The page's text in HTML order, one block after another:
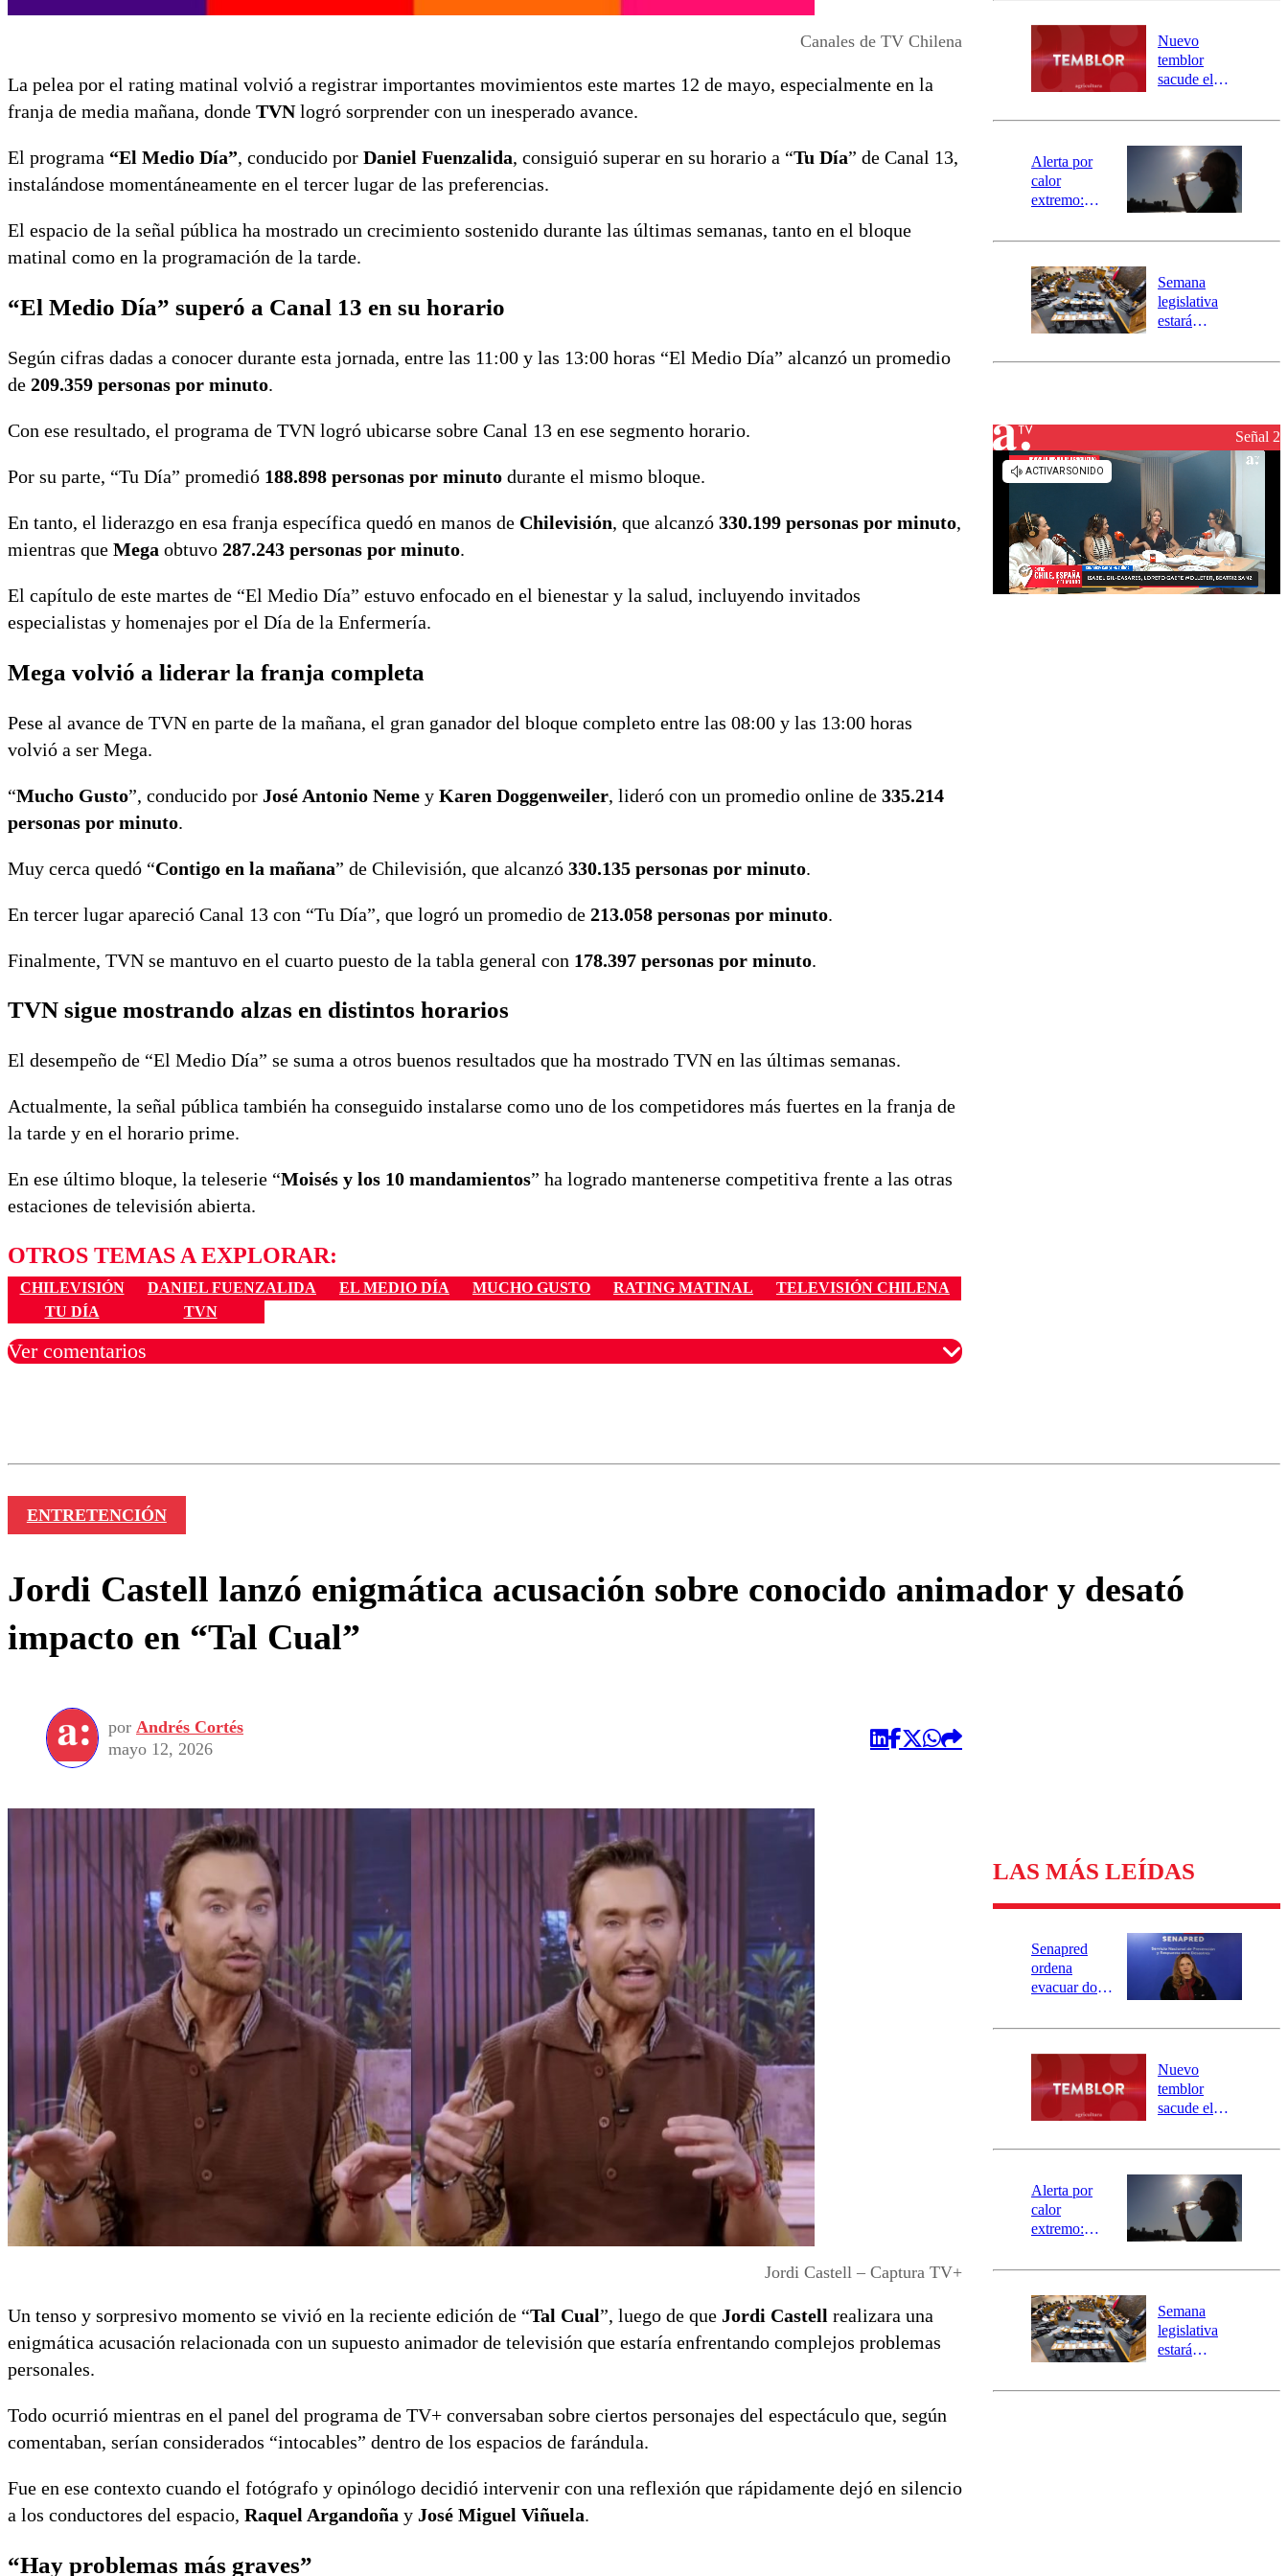
Canales de TV Chilena
La pelea por el rating matinal volvió a registrar importantes movimientos este martes 12 de mayo, especialmente en la
franja de media mañana, donde TVNlogró sorprender con un inesperado avance.
El programa “El Medio Día”, conducido por Daniel Fuenzalida, consiguió superar en su horario a “Tu Día” de Canal 13,
instalándose momentáneamente en el tercer lugar de las preferencias.
El espacio de la señal pública ha mostrado un crecimiento sostenido durante las últimas semanas, tanto en el bloque
matinal como en la programación de la tarde.
“El Medio Día” superó a Canal 13 en su horario
Según cifras dadas a conocer durante esta jornada, entre las 11:00 y las 13:00 horas “El Medio Día” alcanzó un promedio
de 209.359 personas por minuto.
Con ese resultado, el programa de TVN logró ubicarse sobre Canal 13 en ese segmento horario.
Por su parte, “Tu Día” promedió 188.898 personas por minuto durante el mismo bloque.
En tanto, el liderazgo en esa franja específica quedó en manos de Chilevisión, que alcanzó 330.199 personas por minuto,
mientras que Mega obtuvo 287.243 personas por minuto.
El capítulo de este martes de “El Medio Día” estuvo enfocado en el bienestar y la salud, incluyendo invitados
especialistas y homenajes por el Día de la Enfermería.
Mega volvió a liderar la franja completa
Pese al avance de TVN en parte de la mañana, el gran ganador del bloque completo entre las 08:00 y las 13:00 horas
volvió a ser Mega.
“Mucho Gusto”, conducido por José Antonio Neme y Karen Doggenweiler, lideró con un promedio online de 335.214
personas por minuto.
Muy cerca quedó “Contigo en la mañana” de Chilevisión, que alcanzó 330.135 personas por minuto.
En tercer lugar apareció Canal 13 con “Tu Día”, que logró un promedio de 213.058 personas por minuto.
Finalmente, TVN se mantuvo en el cuarto puesto de la tabla general con 178.397 personas por minuto.
TVN sigue mostrando alzas en distintos horarios
El desempeño de “El Medio Día” se suma a otros buenos resultados que ha mostrado TVN en las últimas semanas.
Actualmente, la señal pública también ha conseguido instalarse como uno de los competidores más fuertes en la franja de
la tarde y en el horario prime.
En ese último bloque, la teleserie “Moisés y los 10 mandamientos” ha logrado mantenerse competitiva frente a las otras
estaciones de televisión abierta.
OTROS TEMAS A EXPLORAR:
CHILEVISIÓN DANIEL FUENZALIDA EL MEDIO DÍA MUCHO GUSTO RATING MATINAL
TELEVISIÓN CHILENA
TU DÍA
TVN
Ver comentarios
río Damas:
activa
mensajería
SAE
Nuevo
temblor
sacude el
revisa la
epicentro
Alerta por
calor
extremo:
activa Alerta
Preventiva en
tres comunas
Semana
legislativa
estará
el fin de la
reconstrucciónSeñal 2
ENTRETENCIÓN
Jordi Castell lanzó enigmática acusación sobre conocido animador y desató
impacto en “Tal Cual”
por Andrés Cortés
mayo 12, 2026
Jordi Castell – Captura TV+
Un tenso y sorpresivo momento se vivió en la reciente edición de “Tal Cual”, luego de que Jordi Castell realizara una
enigmática acusación relacionada con un supuesto animador de televisión que estaría enfrentando complejos problemas
personales.
Todo ocurrió mientras en el panel del programa de TV+ conversaban sobre ciertos personajes del espectáculo que, según
comentaban, serían considerados “intocables” dentro de los espacios de farándula.
Fue en ese contexto cuando el fotógrafo y opinólogo decidió intervenir con una reflexión que rápidamente dejó en silencio
a los conductores del espacio, Raquel Argandoña y José Miguel Viñuela.
“Hay problemas más graves”
LAS MÁS LEÍDAS
Senapred
ordena
evacuar dos
Carahue por
río Damas:
activa
mensajería
SAE
Nuevo
temblor
sacude el
revisa la
epicentro
Alerta por
calor
extremo:
activa Alerta
Preventiva en
tres comunas
Semana
legislativa
estará
el fin de la